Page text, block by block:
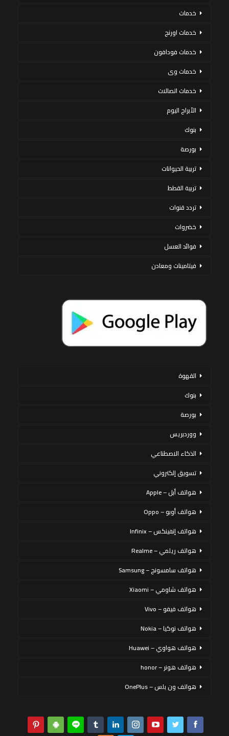
خدمات
خدمات اورنج
خدمات فودافون
خدمات وى
خدمات اتصالات
الأبراج اليوم
بنوك
بورصة
تربية الحيوانات
تربية القطط
تردد قنوات
خضروات
فوائد العسل
فيتامينات ومعادن
القهوة
بنوك
بورصة
ووردبريس
الذكاء الاصطناعي
تسويق إلكتروني
هواتف أبل – Apple
هواتف أوبو – Oppo
هواتف إنفينكس – Infinix
هواتف ريلمي – Realme
هواتف سامسونج – Samsung
هواتف شاومي – Xiaomi
هواتف فيفو – Vivo
هواتف نوكيا – Nokia
هواتف هواوي – Huawei
هواتف هونر – honor
هواتف ون بلس – OnePlus